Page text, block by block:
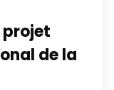
de la